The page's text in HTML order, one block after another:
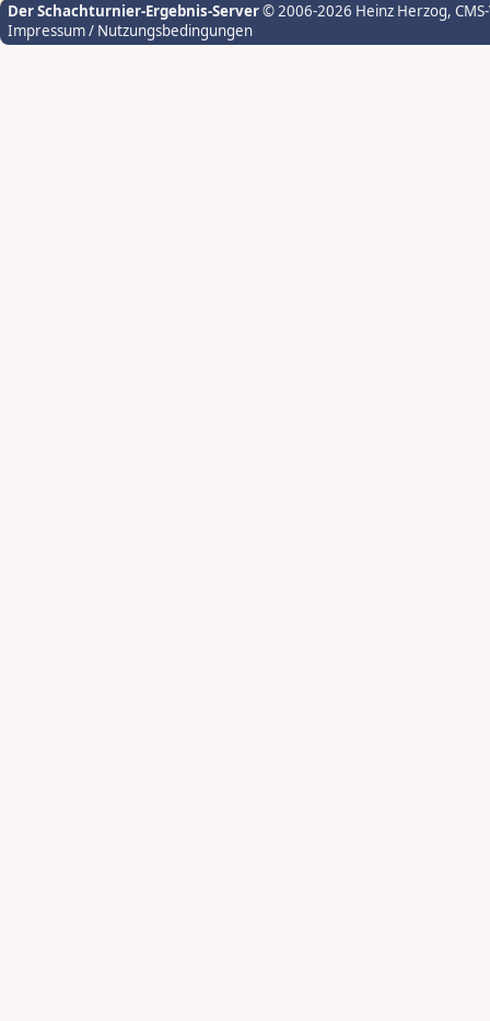
Der Schachturnier-Ergebnis-Server© 2006-2026 Heinz Herzog,
Impressum / Nutzungsbedingungen